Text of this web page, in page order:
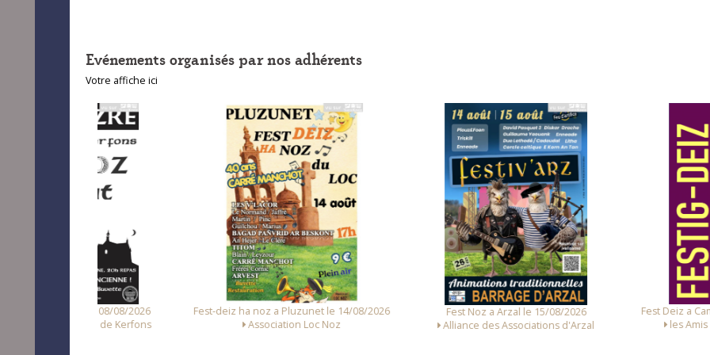
Evénements organisés par nos adhérents
Votre affiche ici
Fest-deiz ha noz a Pluzunet le 14/08/2026
Association Loc Noz
Fest Noz a Arzal le 15/08/2026
Alliance des Associations d'Arzal
Fest Deiz a Camaret-sur-Mer le
les Amis du Quartier St